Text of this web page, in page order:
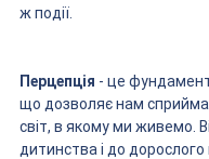
ж події.
Перцепція - це
що дозволяє нам
світ, в якому ми живемо.
дитинства і до дорослого